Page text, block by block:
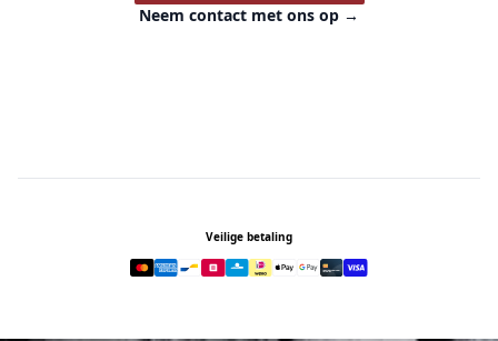
Neem contact met ons op →
Veilige betaling